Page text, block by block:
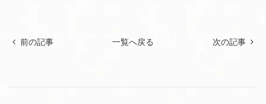
前の記事 一覧へ戻る 次の記事